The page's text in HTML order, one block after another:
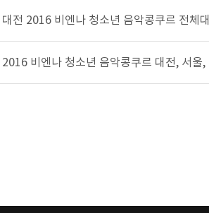
대전 2016 비엔나 청소년 음악콩쿠르 전체
2016 비엔나 청소년 음악콩쿠르 대전, 서울